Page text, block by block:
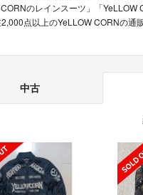
のレインスーツ」「YeLLOW
点以上のYeLLOW CORNの通
中古